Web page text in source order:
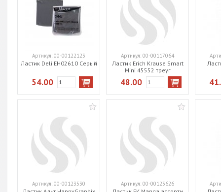
Ластик Deli EH02610 Серый
Артикул: 00-00122123
54.00
Ластик Erich Krause Smart
Mini 45552 треуг
Артикул: 00-00117064
48.00
Артикул: 00-00123530 Артикул: 00-00123626